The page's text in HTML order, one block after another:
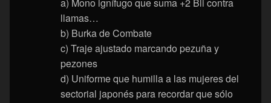
llamas…
b) Burka de Combate
c) Traje ajustado marcando pezuña y
pezones
d) Uniforme que humilla a las mujeres del
sectorial japonés para recordar que sólo